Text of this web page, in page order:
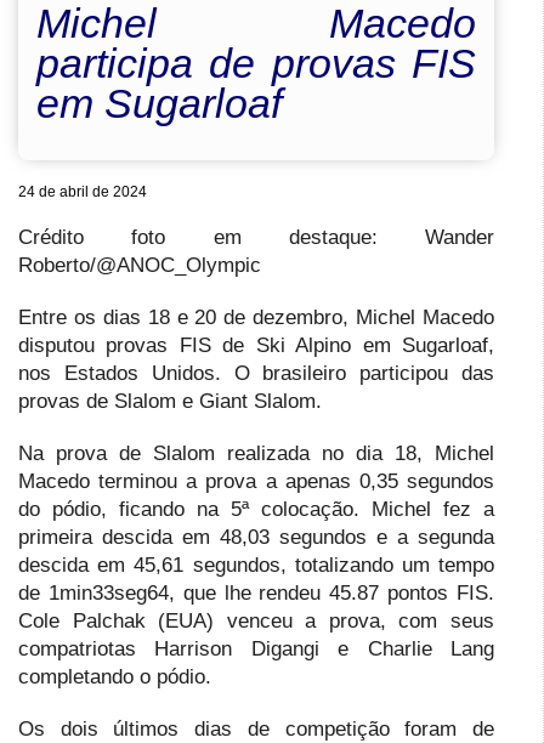
Michel Macedo
participa de provas FIS
em Sugarloaf
24 de abril de 2024
Crédito foto em destaque: Wander
Roberto/@ANOC_Olympic
Entre os dias 18 e 20 de dezembro, Michel Macedo
disputou provas FIS de Ski Alpino em Sugarloaf,
nos Estados Unidos. O brasileiro participou das
provas de Slalom e Giant Slalom.
Na prova de Slalom realizada no dia 18, Michel
Macedo terminou a prova a apenas 0,35 segundos
do pódio, ficando na 5ª colocação. Michel fez a
primeira descida em 48,03 segundos e a segunda
descida em 45,61 segundos, totalizando um tempo
de 1min33seg64, que lhe rendeu 45.87 pontos FIS.
Cole Palchak (EUA) venceu a prova, com seus
compatriotas Harrison Digangi e Charlie Lang
completando o pódio.
Os dois últimos dias de competição foram de